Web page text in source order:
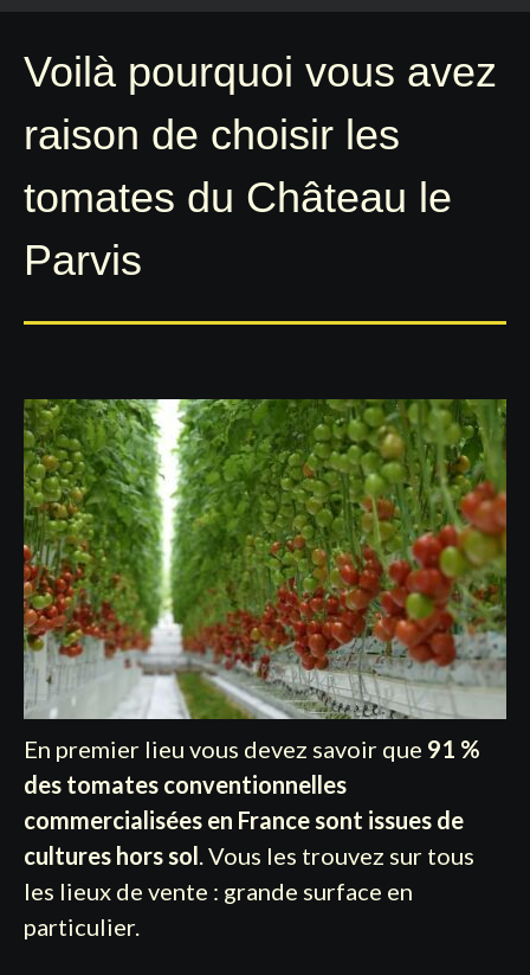
Voilà pourquoi vous avez
raison de choisir les
tomates du Château le
Parvis
En premier lieu vous devez savoir que 91 %
des tomates conventionnelles
commercialisées en France sont issues de
cultures hors sol . Vous les trouvez sur tous
les lieux de vente : grande surface en
particulier.